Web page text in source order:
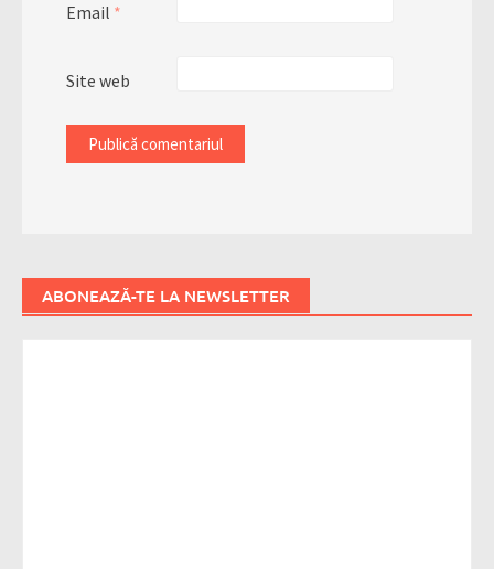
Email *
Site web
ABONEAZĂ-TE LA NEWSLETTER